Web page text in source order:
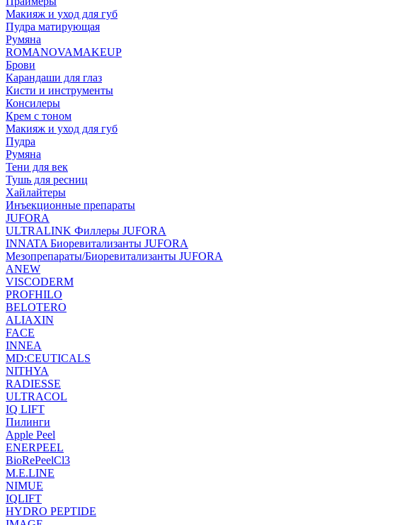
Макияж и уход для губ
Пудра матирующая
Румяна
ROMANOVAMAKEUP
Брови
Карандаши для глаз
Кисти и инструменты
Консилеры
Крем с тоном
Макияж и уход для губ
Пудра
Румяна
Тени для век
Тушь для ресниц
Хайлайтеры
Инъекционные препараты
JUFORA
ULTRALINK Филлеры JUFORA
INNATA Биоревитализанты JUFORA
Мезопрепараты/Биоревитализанты JUFORA
ANEW
VISCODERM
PROFHILO
BELOTERO
ALIAXIN
FACE
INNEA
MD:CEUTICALS
NITHYA
RADIESSE
ULTRACOL
IQ LIFT
Пилинги
Apple Peel
ENERPEEL
BioRePeelCl3
M.E.LINE
NIMUE
IQLIFT
HYDRO PEPTIDE